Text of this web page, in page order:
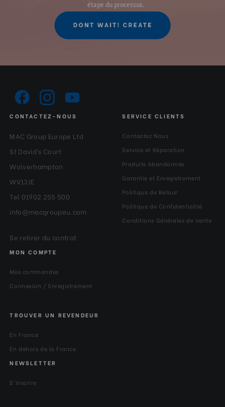
étape du processus.
CONTACTEZ-NOUS
MAC Group Europe Ltd
St David’s Court
Wolverhampton
WV13JE
Tel 01902 255 500
info@macgroupeu.com
Se retirer du contrat
SERVICE CLIENTS
Contactez Nous
Service et Réparation
Produits Abandonnés
Garantie et Enregistrement
Politique de Retour
Politique de Confidentialité
Conditions Générales de Vente
MON COMPTE
Mes commandes
Connexion / Enregistrement
TROUVER UN REVENDEUR
En France
En dehors de la France
NEWSLETTER
S'inscrire